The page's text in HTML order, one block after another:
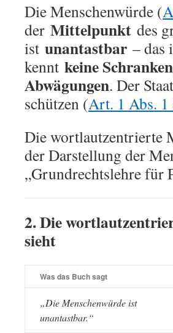
Die Menschenwürde (
der Mittelpunkt des
ist unantastbar – das
kennt keine Schranken
Abwägungen. Der
schützen (Art. 1 Abs. 1
Die wortlautzentrierte
der Darstellung der
„Grundrechtslehre für
2. Die
sieht
Was das Buch sagt
„Die Menschenwürde ist
unantastbar.“